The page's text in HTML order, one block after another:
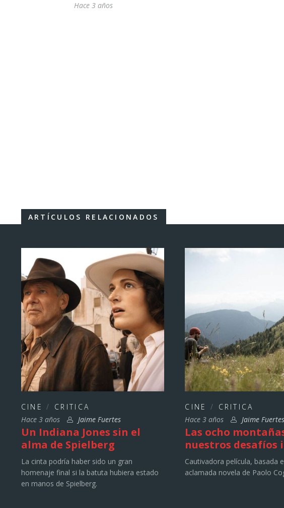
Hace 3 años
ARTÍCULOS RELACIONADOS
CINE / CRITICA
Hace 3 años
Jaime Fuertes
Un Indiana Jones sin el
alma de Spielberg
La cinta podría haber sido un gran
homenaje final si la batuta hubiera estado
en manos de Spielberg.
CINE / CRITICA
Hace 3 años
Jaime Fuertes
Las ocho
nuestros desafíos
Cautivadora película, basada
aclamada novela de Paolo